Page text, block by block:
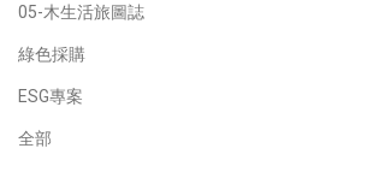
05-木生活旅圖誌
綠色採購
ESG專案
全部